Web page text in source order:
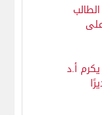
أ.د